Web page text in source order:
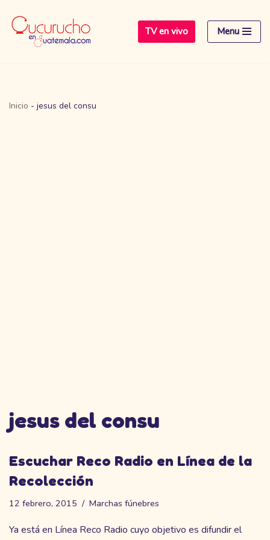
Saltar
TV en vivo Menu
Inicio - jesus del consu
jesus del consu
Escuchar Reco Radio en Línea de la
Recolección
12 febrero, 2015 Marchas fúnebres
Ya está en Línea Reco Radio cuyo objetivo es difundir el